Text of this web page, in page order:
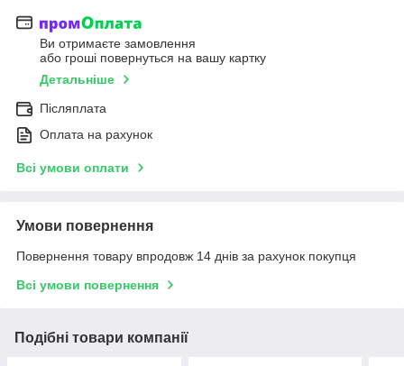
Ви отримаєте замовлення
або гроші повернуться на вашу картку
Детальніше
Післяплата
Оплата на рахунок
Всі умови оплати
Умови повернення
Повернення товару впродовж 14 днів за рахунок покупця
Всі умови повернення
Подібні товари компанії